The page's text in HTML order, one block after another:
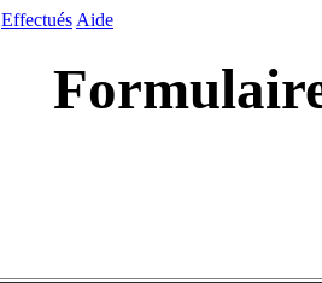
Effectués Aide